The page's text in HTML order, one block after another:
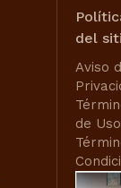
del
Aviso
de Uso